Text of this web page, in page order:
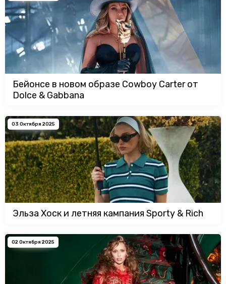
Бейонсе в новом образе Cowboy Carter от
Dolce & Gabbana
03 Октября 2025
Эльза Хоск и летняя кампания Sporty & Rich
02 Октября 2025